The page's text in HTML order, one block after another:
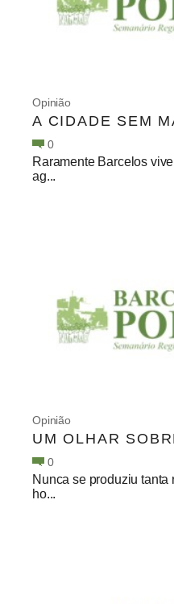
Opinião
A CIDADE SEM
0
Raramente Barcelos
ag...
Opinião
UM OLHAR
0
Nunca se produziu
ho...